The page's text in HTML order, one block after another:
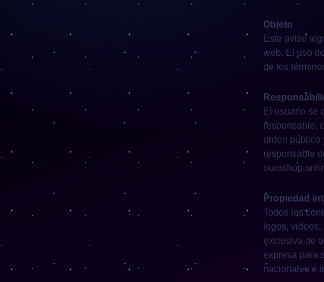
Objeto
Este aviso
web. El uso
de los
El usuario se
responsable,
orden público
responsable
Propiedad
Todos los
logos,
exclusiva de
expresa para
nacionales e